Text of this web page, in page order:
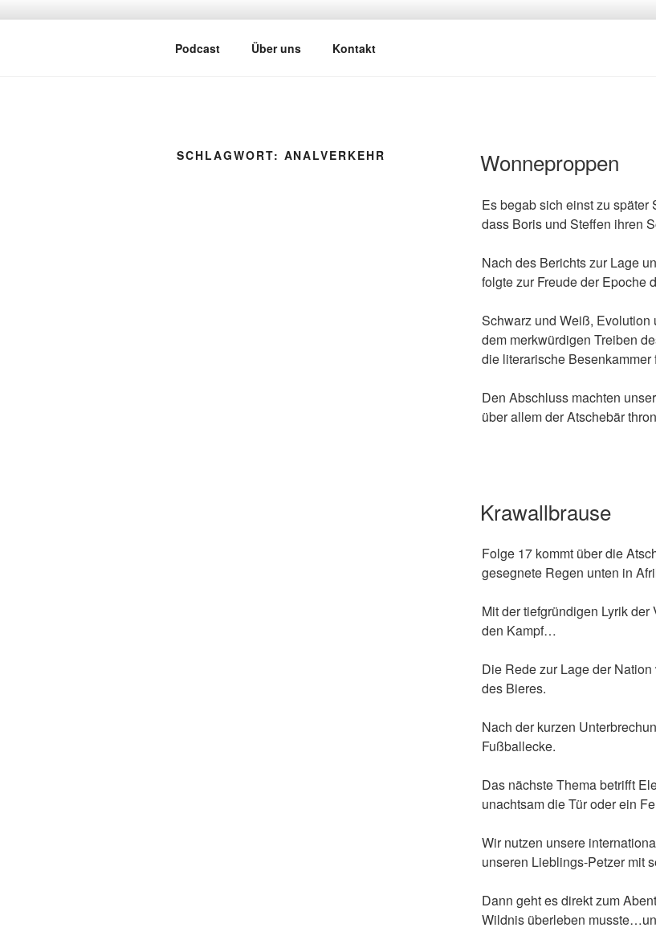
ATSCHEBÄREBACH
Mit viel Spaß, Humor und Sarkasmus
Podcast Über uns Kontakt
SCHLAGWORT: ANALVERKEHR Wonneproppen
Es begab sich einst zu später
dass Boris und Steffen ihren
Nach des Berichts zur Lage
folgte zur Freude der Epoche
Schwarz und Weiß, Evolution
dem merkwürdigen Treiben
die literarische Besenkammer
Den Abschluss machten
über allem der Atschebär
Krawallbrause
Folge 17 kommt über die
gesegnete Regen unten in
Mit der tiefgründigen Lyrik
den Kampf…
Die Rede zur Lage der
des Bieres.
Nach der kurzen
Fußballecke.
Das nächste Thema betrifft
unachtsam die Tür oder ein
Wir nutzen unsere
unseren Lieblings-Petzer mit
Dann geht es direkt zum
Wildnis überleben